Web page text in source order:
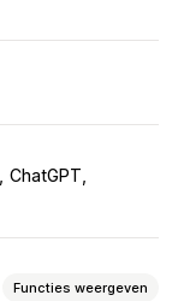
ChatGPT
Functies weergeven